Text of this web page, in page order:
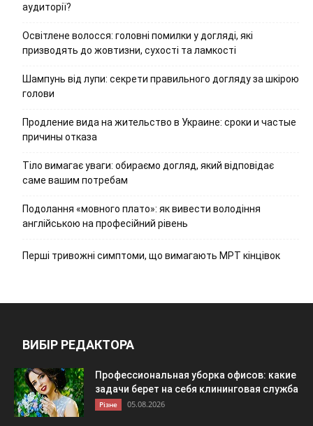
аудиторії?
Освітлене волосся: головні помилки у догляді, які
призводять до жовтизни, сухості та ламкості
Шампунь від лупи: секрети правильного догляду за шкірою
голови
Продление вида на жительство в Украине: сроки и частые
причины отказа
Тіло вимагає уваги: обираємо догляд, який відповідає
саме вашим потребам
Подолання «мовного плато»: як вивести володіння
англійською на професійний рівень
Перші тривожні симптоми, що вимагають МРТ кінцівок
ВИБІР РЕДАКТОРА
Профессиональная уборка офисов: какие
задачи берет на себя клининговая служба
Різне 05.08.2026